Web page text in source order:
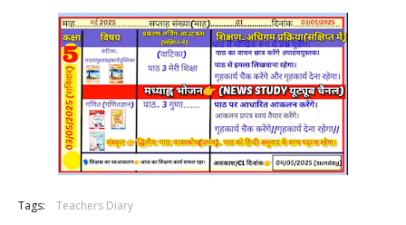
Tags: Teachers Diary